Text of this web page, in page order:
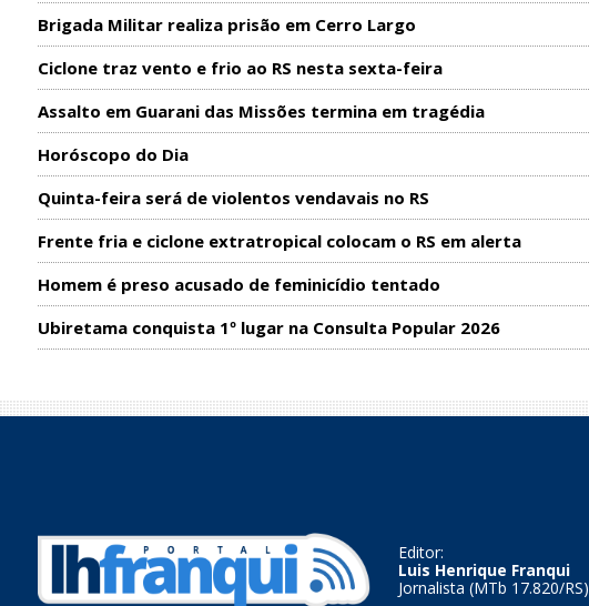
Brigada Militar realiza prisão em Cerro Largo
Ciclone traz vento e frio ao RS nesta sexta-feira
Assalto em Guarani das Missões termina em tragédia
Horóscopo do Dia
Quinta-feira será de violentos vendavais no RS
Frente fria e ciclone extratropical colocam o RS em alerta
Homem é preso acusado de feminicídio tentado
Ubiretama conquista 1º lugar na Consulta Popular 2026
Editor:
Luis Henrique Franqui
Jornalista (MTb 17.820/RS)